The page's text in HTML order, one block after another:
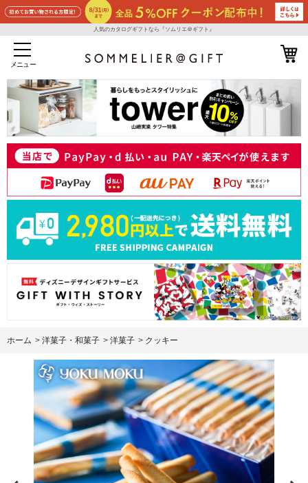
人気のカタログギフトなら『ソムリエ＠ギフト』
メニュー
ホーム > 洋菓子・和菓子 > 洋菓子 > クッキー